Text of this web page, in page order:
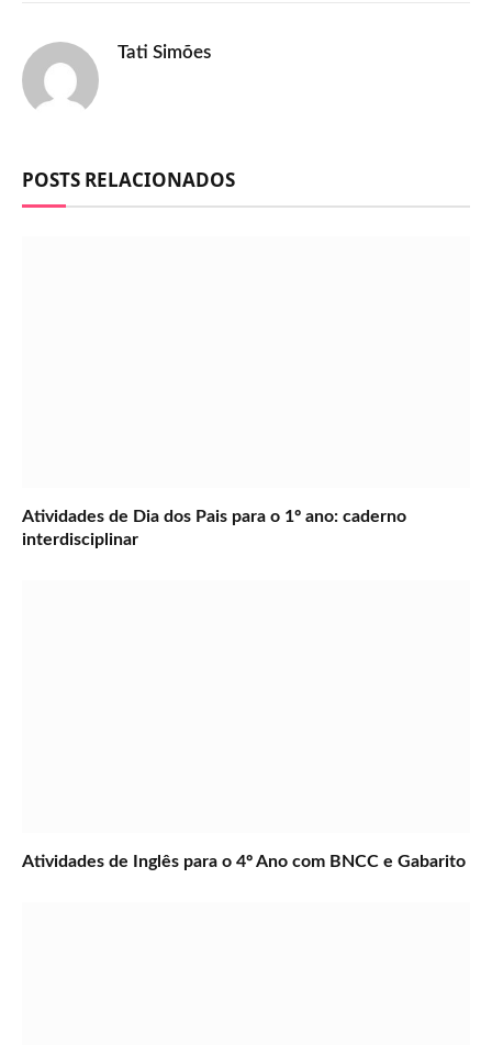
Tati Simões
POSTS RELACIONADOS
Atividades de Dia dos Pais para o 1º ano: caderno
interdisciplinar
Atividades de Inglês para o 4º Ano com BNCC e Gabarito